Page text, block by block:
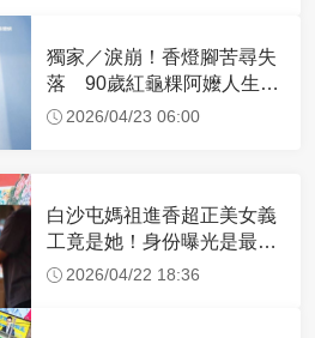
獨家／淚崩！香燈腳苦尋失
落 90歲紅龜粿阿嬤人生謝
幕2026/04/23 06:00
白沙屯媽祖進香超正美女義
工竟是她！身份曝光是最美
禮生 一輩子不結婚
2026/04/22 18:36